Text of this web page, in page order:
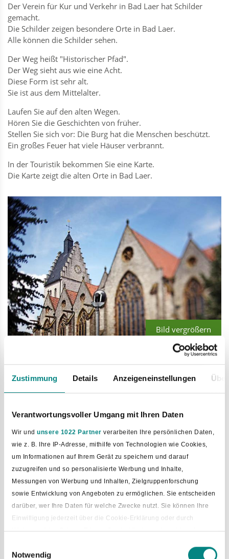
Zustimmung Details Anzeigeneinstellungen
Verantwortungsvoller Umgang mit Ihren Daten
Wir und unsere 1022 Partner verarbeiten Ihre persönlichen Daten,
wie z. B. Ihre IP-Adresse, mithilfe von Technologien wie Cookies,
um Informationen auf Ihrem Gerät zu speichern und darauf
zuzugreifen und so personalisierte Werbung und Inhalte,
Messungen von Werbung und Inhalten, Zielgruppenforschung
sowie Entwicklung von Angeboten zu ermöglichen. Sie entscheiden
darüber, wer Ihre Daten für welche Zwecke nutzt. Sie können Ihre
Einwilligung jederzeit über die Cookie-Erklärung oder durch
Klicken auf das Privacy Trigger Symbol ändern oder widerrufen
Wenn Sie es erlauben, würden wir auch gerne:
Notwendig
Der Verein für Kur und Verkehr in Bad Laer hat Schilder
gemacht.
Die Schilder zeigen besondere Orte in Bad Laer.
Alle können die Schilder sehen.
Der Weg heißt "Historischer Pfad".
Der Weg sieht aus wie eine Acht.
Diese Form ist sehr alt.
Sie ist aus dem Mittelalter.
Laufen Sie auf den alten Wegen.
Hören Sie die Geschichten von früher.
Stellen Sie sich vor: Die Burg hat die Menschen beschützt.
Ein großes Feuer hat viele Häuser verbrannt.
In der Touristik bekommen Sie eine Karte.
Die Karte zeigt die alten Orte in Bad Laer.
Bild vergrößern
Die nächsten Ortsführungen
oder Wanderungen Komm mit
auf einen Spazier-Gang. Oder
mach eine Stadt-Tour mit.
Sie möchten unseren Ort lieber
in Gesellschaft von Experten
erkunden? Kommen Sie mit uns.
Wir zeigen Ihnen den Ort.
Fachleute sind dabei.